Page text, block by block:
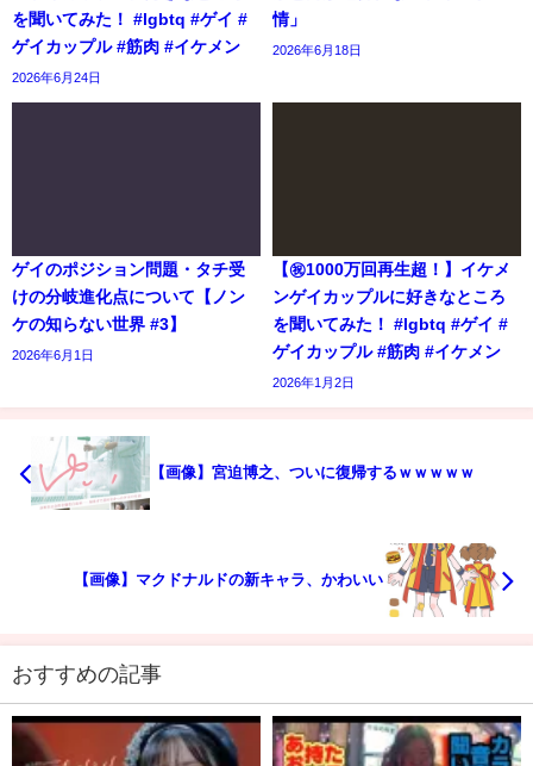
を聞いてみた！ #lgbtq #ゲイ #
ゲイカップル #筋肉 #イケメン
2026年6月24日
情」
2026年6月18日
ゲイのポジション問題・タチ受
けの分岐進化点について【ノン
ケの知らない世界 #3】
2026年6月1日
【㊗️1000万回再生超！】イケメ
ンゲイカップルに好きなところ
を聞いてみた！ #lgbtq #ゲイ #
ゲイカップル #筋肉 #イケメン
2026年1月2日
【画像】宮迫博之、ついに復帰するｗｗｗｗｗ
【画像】マクドナルドの新キャラ、かわいい
おすすめの記事